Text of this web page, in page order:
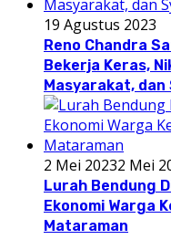
19 Agustus 2023
Reno Chandra
Bekerja Keras,
Masyarakat, dan
2 Mei 20232 Mei
Lurah Bendung
Ekonomi Warga
Mataraman